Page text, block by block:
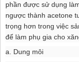
phần được sử dụng
ngược thành acetone
trọng hơn trong việc
để làm phụ gia cho
a. Dung môi